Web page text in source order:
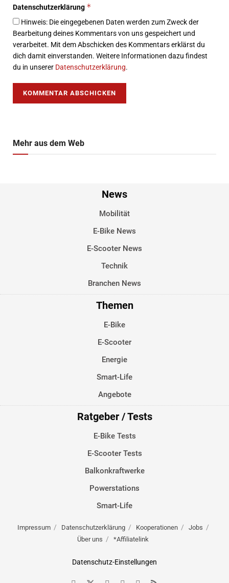
Datenschutzerklärung *
Hinweis: Die eingegebenen Daten werden zum Zweck der
Bearbeitung deines Kommentars von uns gespeichert und
verarbeitet. Mit dem Abschicken des Kommentars erklärst du
dich damit einverstanden. Weitere Informationen dazu findest
du in unserer Datenschutzerklärung.
Mehr aus dem Web
News
Mobilität
E-Bike News
E-Scooter News
Technik
Branchen News
Themen
E-Bike
E-Scooter
Energie
Smart-Life
Angebote
Ratgeber / Tests
E-Bike Tests
E-Scooter Tests
Balkonkraftwerke
Powerstations
Smart-Life
Impressum Datenschutzerklärung Kooperationen
Jobs
Über uns
*Affiliatelink
Datenschutz-Einstellungen